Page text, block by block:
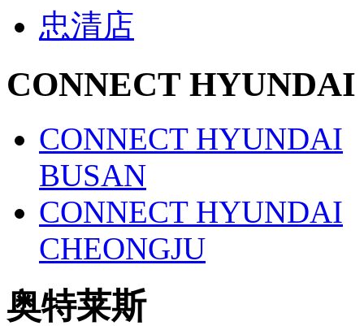
忠清店
CONNECT HYUNDAI
CONNECT HYUNDAI
BUSAN
CONNECT HYUNDAI
CHEONGJU
奥特莱斯